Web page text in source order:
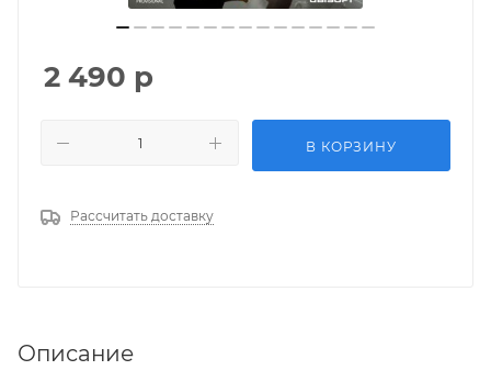
2 490 р
В КОРЗИНУ
Рассчитать доставку
Описание